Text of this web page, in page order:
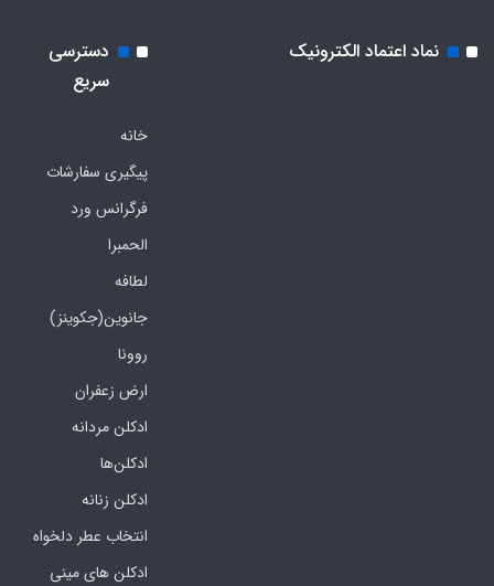
نماد اعتماد الکترونیک
دسترسی
سریع
خانه
پیگیری سفارشات
فرگرانس ورد
الحمبرا
لطافه
جانوین(جکوینز)
روونا
ارض زعفران
ادکلن مردانه
ادکلن‌ها
ادکلن زنانه
انتخاب عطر دلخواه
ادکلن های مینی